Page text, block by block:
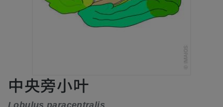
中央旁小叶
Lobulus paracentralis